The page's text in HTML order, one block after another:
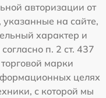
авторизации от
на сайте,
характер и
п. 2 ст. 437
марки
целях
с которой мы